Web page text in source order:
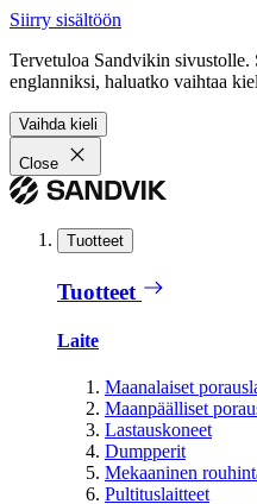
Siirry sisältöön
Tervetuloa Sandvikin sivustolle.
englanniksi, haluatko vaihtaa
Vaihda kieli
Close
Tuotteet
Tuotteet
Laite
Maanalaiset
Maanpäälliset
Lastauskoneet
Dumpperit
Mekaaninen
Pultituslaitteet